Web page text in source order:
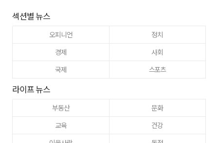
섹션별 뉴스
오피니언
정치
경제
사회
국제
스포츠
라이프 뉴스
부동산
문화
교육
건강